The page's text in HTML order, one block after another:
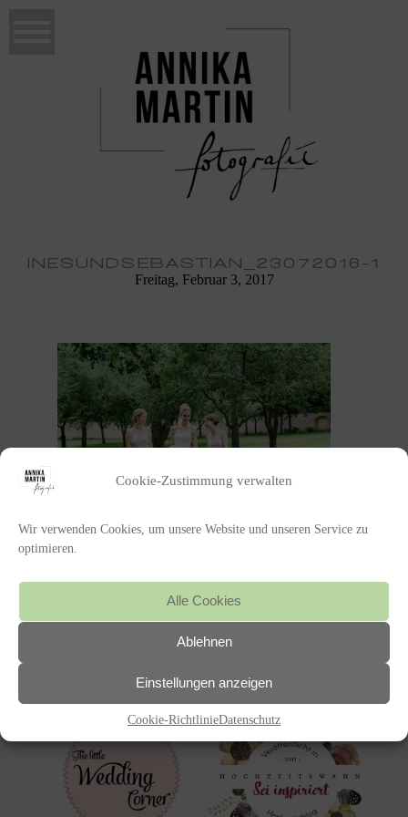
Cookie-Zustimmung verwalten
Wir verwenden Cookies, um unsere Website und unseren Service zu
optimieren.
Alle Cookies
Ablehnen
Einstellungen anzeigen
Cookie-RichtlinieDatenschutz
INESUNDSEBASTIAN_23072016-1
Freitag, Februar 3, 2017
POSTED IN
« HOCHZEIT
Featured on